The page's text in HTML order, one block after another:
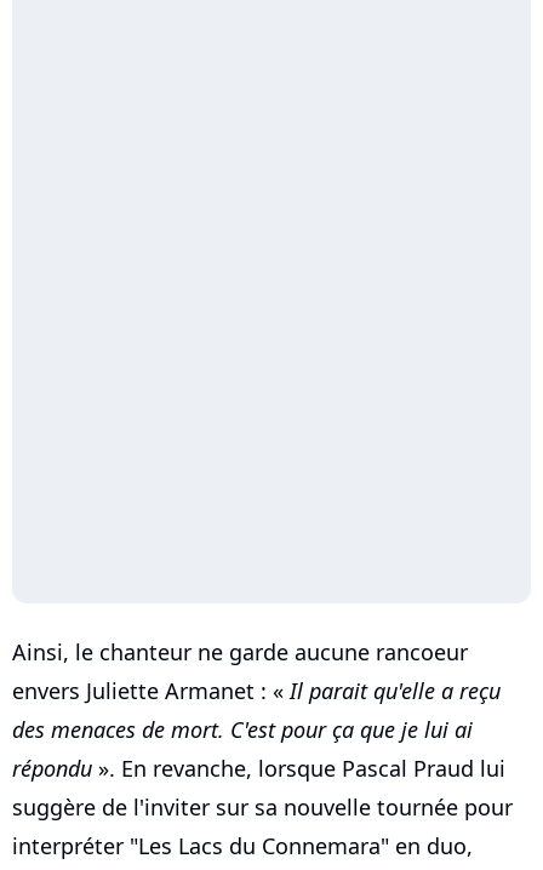
Ainsi, le chanteur ne garde aucune rancoeur
envers Juliette Armanet : «Il parait qu'elle a reçu
des menaces de mort. C'est pour ça que je lui ai
répondu ». En revanche, lorsque Pascal Praud lui
suggère de l'inviter sur sa nouvelle tournée pour
interpréter "Les Lacs du Connemara" en duo,